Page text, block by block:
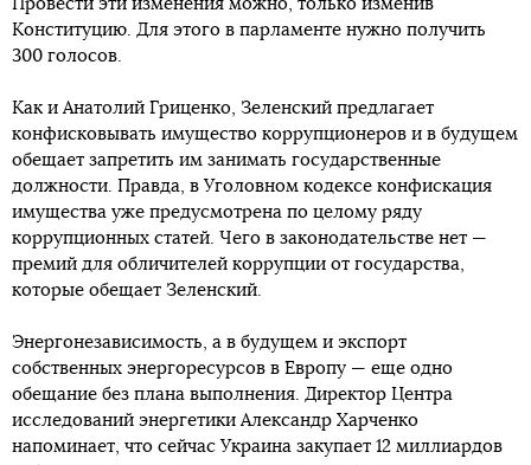
Провести эти изменения можно, только изменив
Конституцию. Для этого в парламенте нужно получить
300 голосов.
Как и Анатолий Гриценко, Зеленский предлагает
конфисковывать имущество коррупционеров и в будущем
обещает запретить им занимать государственные
должности. Правда, в Уголовном кодексе конфискация
имущества уже предусмотрена по целому ряду
коррупционных статей. Чего в законодательстве нет —
премий для обличителей коррупции от государства,
которые обещает Зеленский.
Энергонезависимость, а в будущем и экспорт
собственных энергоресурсов в Европу — еще одно
обещание без плана выполнения. Директор Центра
исследований энергетики Александр Харченко
напоминает, что сейчас Украина закупает 12 миллиардов